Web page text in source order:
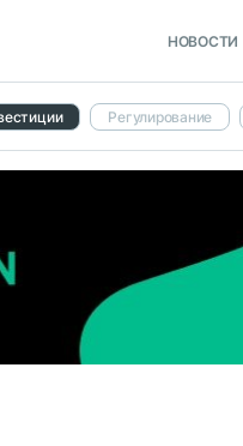
НОВОСТИ
Регулирование